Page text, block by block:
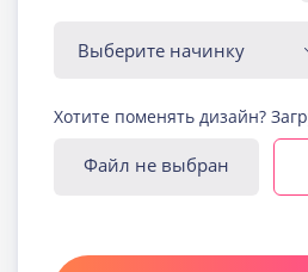
Диабетическая-
безглютеновая
Узнать подробнее о
Йогуртовая с
Узнать подробнее о
Карамельная
Хотите поменять дизайн?
Файл не выбран